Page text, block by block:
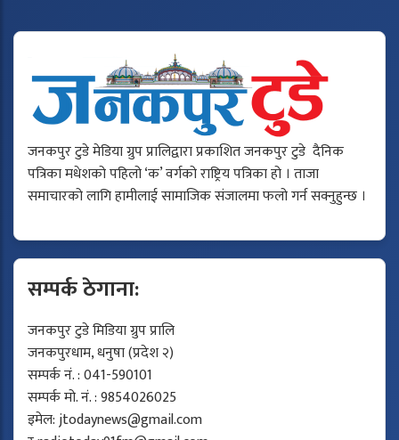
जनकपुर टुडे मेडिया ग्रुप प्रालिद्वारा प्रकाशित जनकपुर टुडे दैनिक
पत्रिका मधेशको पहिलो ‘क’ वर्गको राष्ट्रिय पत्रिका हो । ताजा
समाचारको लागि हामीलाई सामाजिक संजालमा फलो गर्न सक्नुहुन्छ ।
सम्पर्क ठेगाना:
जनकपुर टुडे मिडिया ग्रुप प्रालि
जनकपुरधाम, धनुषा (प्रदेश २)
सम्पर्क नं. : 041-590101
सम्पर्क मो. नं. : 9854026025
इमेल:jtodaynews@gmail.com